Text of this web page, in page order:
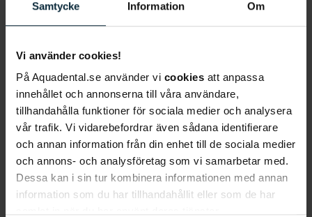
Samtycke Information Om
Vi använder cookies!
På Aquadental.se använder vi cookies att anpassa
innehållet och annonserna till våra användare,
tillhandahålla funktioner för sociala medier och analysera
vår trafik. Vi vidarebefordrar även sådana identifierare
och annan information från din enhet till de sociala medier
och annons- och analysföretag som vi samarbetar med.
Dessa kan i sin tur kombinera informationen med annan
information som du har tillhandahållit eller som de har
Bidraget uppgår till 1000 kr per halvår och kan
sparas i upp till ett år. Läs mer om det särskilda
tandvårdsbidraget och hur du ansöker på
Försäkringskassans webbplats.
Boka tid direkt